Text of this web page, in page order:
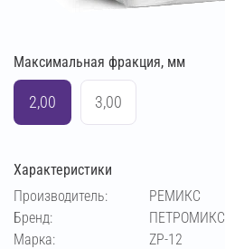
Максимальная фракция, мм
2,00 3,00
Характеристики
Производитель:
РЕМИКС
Бренд:
ПЕТРОМИКС
Марка:
ZP-12